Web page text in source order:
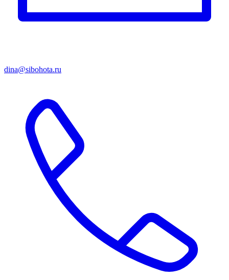
dina@sibohota.ru